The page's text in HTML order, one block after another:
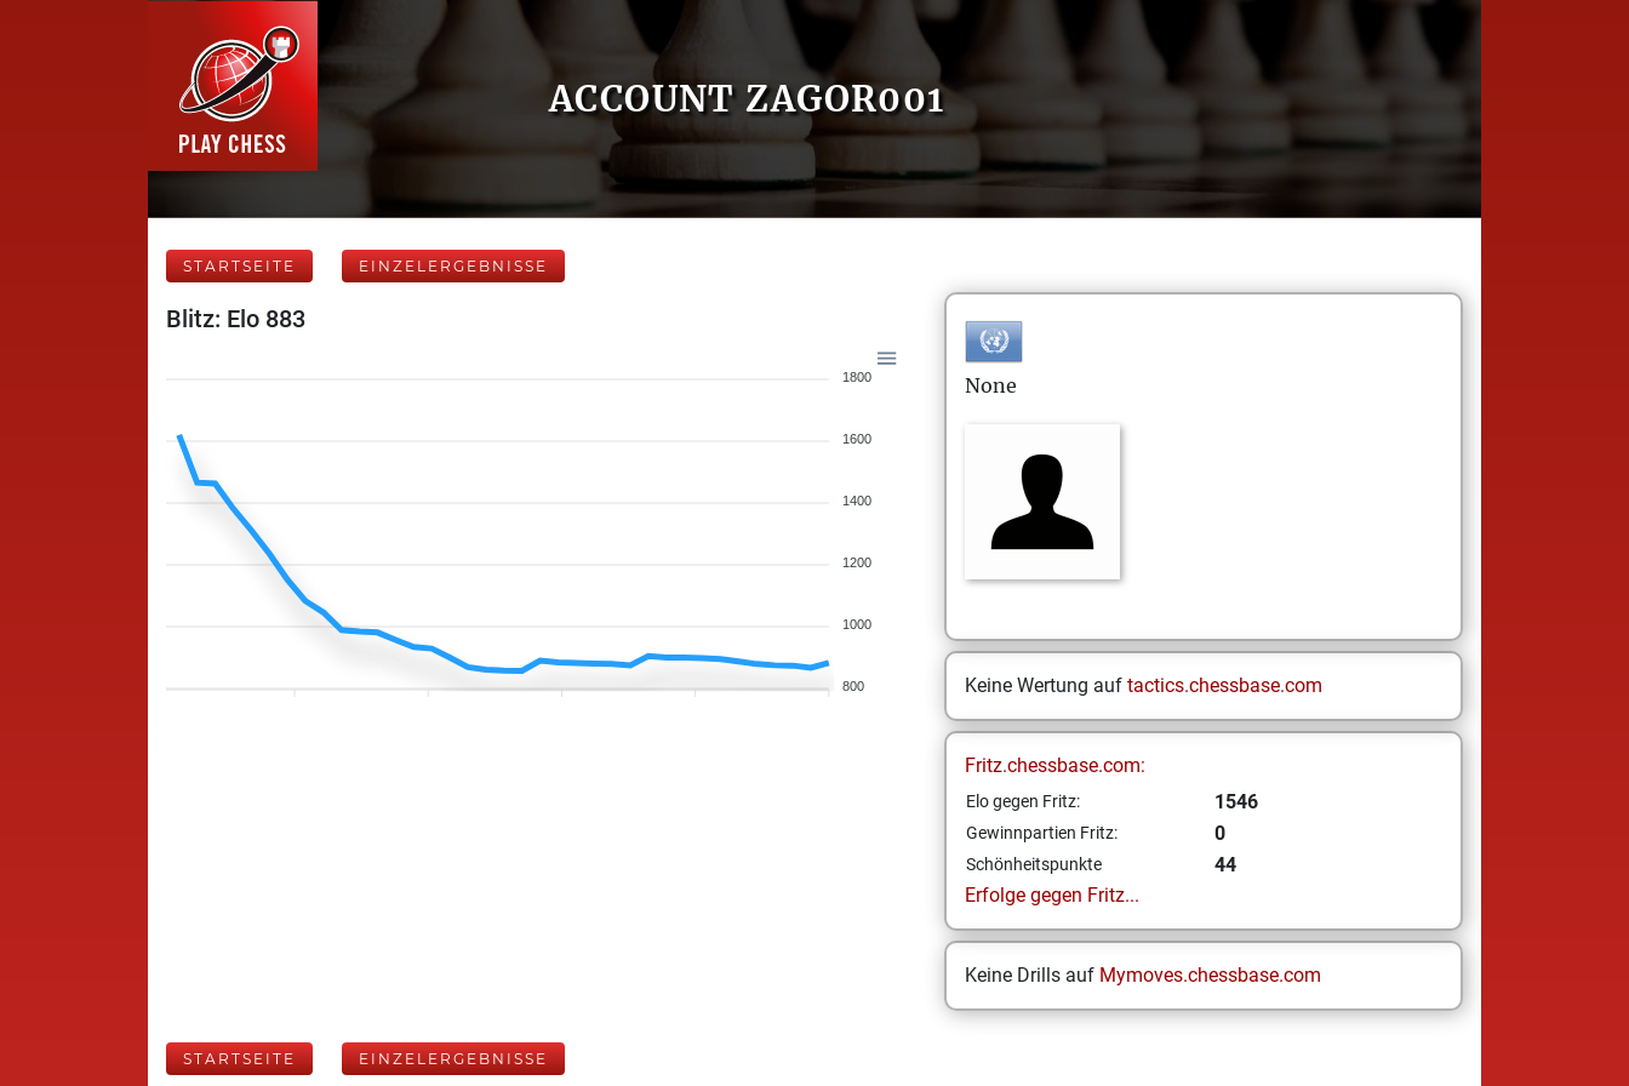
ACCOUNT ZAGOR001
STARTSEITE EINZELERGEBNISSE
Blitz: Elo 883
1800
1600
1400
1200
1000
800
None
Keine Wertung auf tactics.chessbase.com
Fritz.chessbase.com:
Elo gegen Fritz: 1546
Gewinnpartien Fritz: 0
Schönheitspunkte
44
Erfolge gegen Fritz...
Keine Drills auf Mymoves.chessbase.com
STARTSEITE EINZELERGEBNISSE